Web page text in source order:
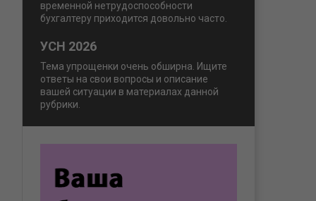
временной нетрудоспособности
бухгалтеру приходится довольно часто.
УСН 2026
Тема упрощенки очень обширна. Ищите
ответы на свои вопросы и описание
вашей ситуации в материалах данной
рубрики.